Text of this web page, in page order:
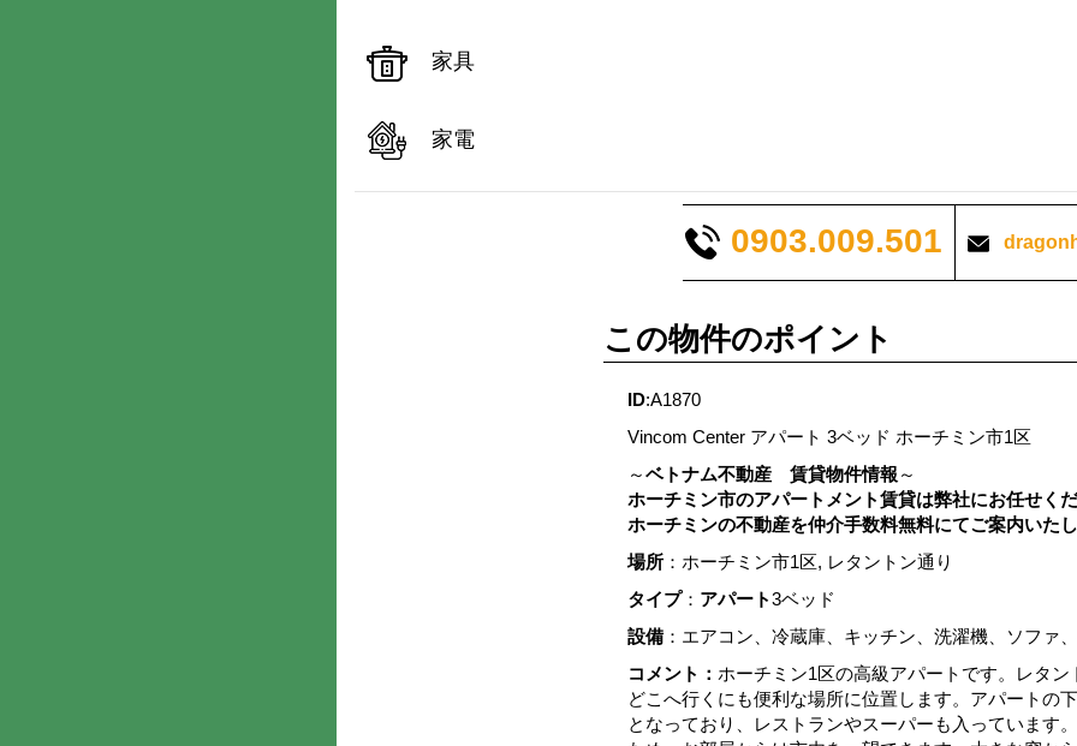
家具
家電
0903.009.501
この物件のポイント
ID:A1870
Vincom Center アパート 3ベッド ホーチミン市1区
～ベトナム不動産 賃貸物件情報 ～
ホーチミン市のアパートメント賃貸は弊社にお任せくだ
ホーチミンの不動産を仲介手数料無料にてご案内いたし
場所 ：ホーチミン市1区, レタントン通り
タイプ： アパート3ベッド
設備：エアコン、冷蔵庫、キッチン、洗濯機、ソファ
コメント： ホーチミン1区の高級アパートです。レタン
どこへ行くにも便利な場所に位置します。アパートの
となっており、レストランやスーパーも入っています